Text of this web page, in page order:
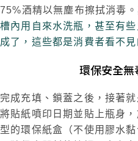
75%酒精以無塵布擦拭消毒。
槽內用自來水洗瓶，甚至有
成了，這些都是消費者看不
環保安全無
完成充填、鎖蓋之後，接著
將貼紙噴印日期並貼上瓶身
型的環保紙盒（不使用膠水